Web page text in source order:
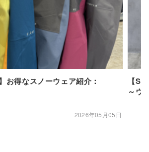
お得なスノーウェア紹介：
2026年05月05日
【
～ウ